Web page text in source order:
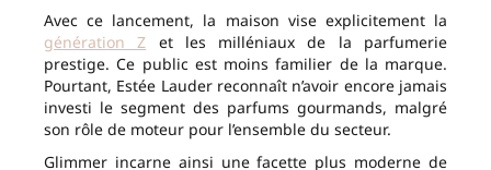
Avec ce lancement, la maison vise explicitement la
génération Z et les milléniaux de la parfumerie
prestige. Ce public est moins familier de la marque.
Pourtant, Estée Lauder reconnaît n’avoir encore jamais
investi le segment des parfums gourmands, malgré
son rôle de moteur pour l’ensemble du secteur.
Glimmer incarne ainsi une facette plus moderne de